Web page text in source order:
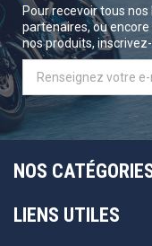
Pour recevoir tous
partenaires, ou
nos produits,
NOS
LIENS UTILES